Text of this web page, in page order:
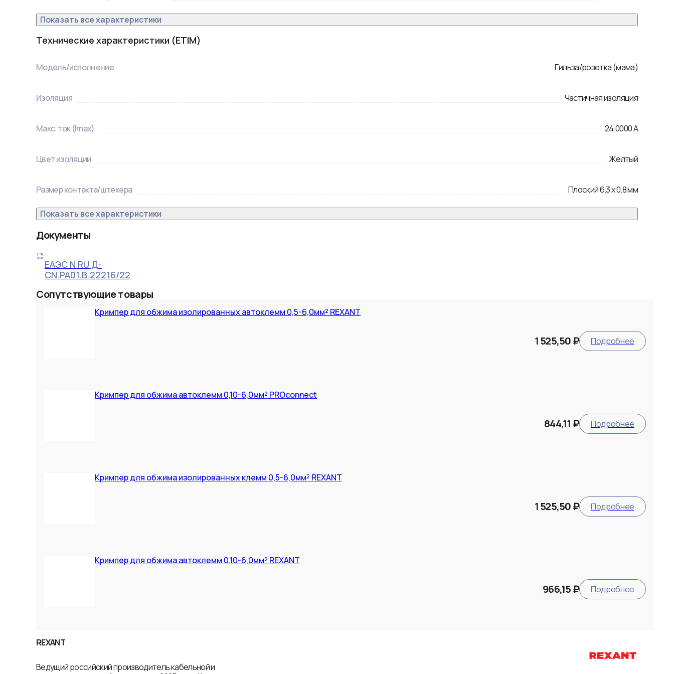
Показать все характеристики
Технические характеристики (ETIM)
Модель/исполнение Гильза/розетка (мама)
Изоляция Частичная изоляция
Макс. ток (Imax) 24,0000А
Цвет изоляции Желтый
Размер контакта/штекера Плоский 6.3 х 0.8 мм
Показать все характеристики
Документы
ЕАЭС N RU Д-
CN.РА01.В.22216/22
Сопутствующие товары
Кримпер для обжима изолированных автоклемм 0,5-6,0мм² REXANT
1 525,50 ₽ Подробнее
Кримпер для обжима автоклемм 0,10-6,0мм² PROconnect
844,11 ₽ Подробнее
Кримпер для обжима изолированных клемм 0,5-6,0мм² REXANT
1 525,50 ₽ Подробнее
Кримпер для обжима автоклемм 0,10-6,0мм² REXANT
966,15 ₽ Подробнее
REXANT
Ведущий российский производитель кабельной и